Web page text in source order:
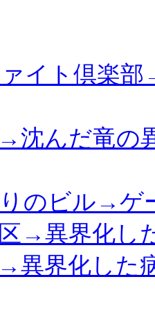
イト倶楽
沈んだ竜の
のビル→ゲ
→異界化し
異界化した